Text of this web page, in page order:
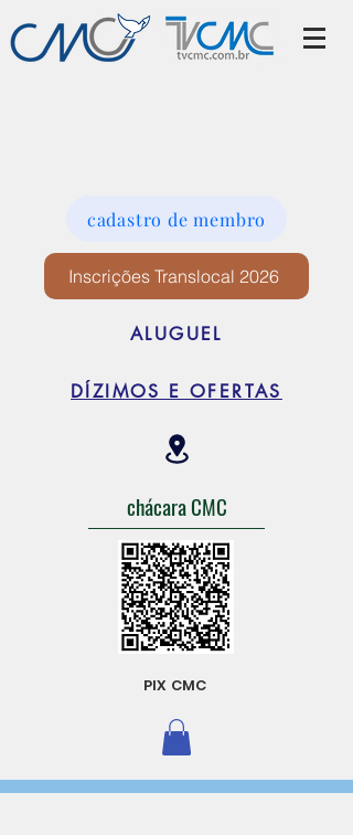
cadastro de membro
Inscrições Translocal 2026
ALUGUEL
DÍZIMOS E OFERTAS
chácara CMC
PIX CMC